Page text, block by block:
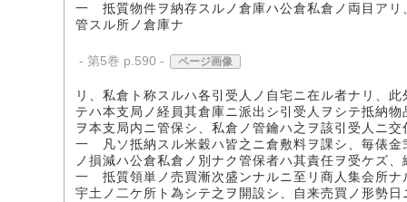
一 抵質物件ヲ納存スルノ倉庫ハ公倉私倉ノ両目アリ
管スル所ノ倉庫ナ
- 第5巻 p.590 - ページ画像
リ、私倉ト称スルハ各引受人ノ自宅ニ在ル者ナリ、
テハ本支局ノ経員其倉庫ニ派出シ引受人ヲシテ抵納
ヲ本支局内ニ管保シ、私倉ノ管鑰ハ之ヲ該引受人ニ
一 凡ソ抵納スル米穀ハ皆之ニ倉敷料ヲ課シ、毎俵金
ノ損減ハ公倉私倉ノ別ナク管保者ハ其責任ヲ受ケズ
一 抵質領単ノ売買漸次盛ンナルニ至リ商人集会所ナ
宇土ノ二ケ所ト為シテ之ヲ開設シ、自来売買ノ形勢